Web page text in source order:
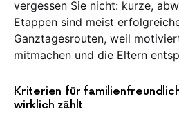
vergessen Sie nicht: kurze,
Etappen sind meist
Ganztagesrouten, weil
mitmachen und die Eltern
Kriterien für
wirklich zählt